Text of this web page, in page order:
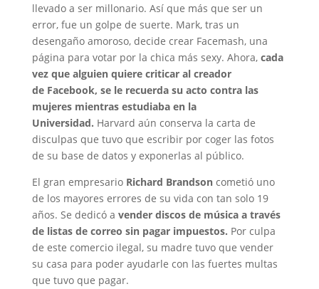
llevado a ser millonario. Así que más que ser un
error, fue un golpe de suerte. Mark, tras un
desengaño amoroso, decide crear Facemash, una
página para votar por la chica más sexy. Ahora, cada
vez que alguien quiere criticar al creador
de Facebook, se le recuerda su acto contra las
mujeres mientras estudiaba en la
Universidad. Harvard aún conserva la carta de
disculpas que tuvo que escribir por coger las fotos
de su base de datos y exponerlas al público.
El gran empresario Richard Brandsoncometió uno
de los mayores errores de su vida con tan solo 19
años. Se dedicó a vender discos de música a través
de listas de correo sin pagar impuestos. Por culpa
de este comercio ilegal, su madre tuvo que vender
su casa para poder ayudarle con las fuertes multas
que tuvo que pagar.